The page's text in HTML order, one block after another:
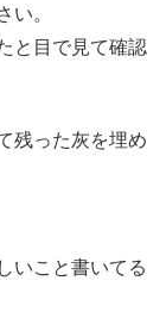
い。
と目で見て確認
残った灰を埋め
いこと書いてる